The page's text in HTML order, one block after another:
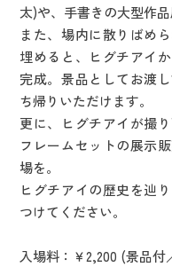
太)や、手書きの大型作品
また、場内に散りばめ
埋めると、ヒグチアイ
完成。景品としてお渡
ち帰りいただけます。
更に、ヒグチアイが撮
フレームセットの展示
場を。
ヒグチアイの歴史を辿
つけてください。
入場料：￥2,200 (景品付